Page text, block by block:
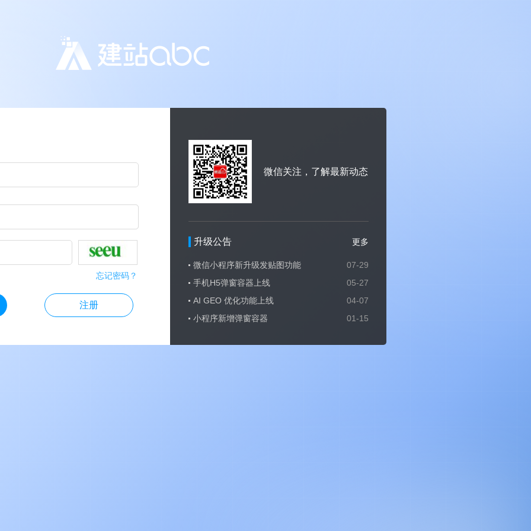
忘记密码？
注册
微信关注，了解最新动态
升级公告 更多
微信小程序新升级发贴图功能
07-29
手机H5弹窗容器上线
05-27
AI GEO 优化功能上线
04-07
小程序新增弹窗容器
01-15